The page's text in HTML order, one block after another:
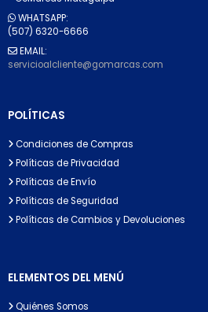
WHATSAPP:
(507) 6320-6666
EMAIL:
servicioalcliente@gomarcas.com
POLÍTICAS
Condiciones de Compras
Políticas de Privacidad
Políticas de Envío
Políticas de Seguridad
Políticas de Cambios y Devoluciones
ELEMENTOS DEL MENÚ
Quiénes Somos